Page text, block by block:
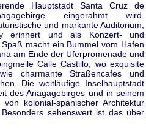
Hauptstadt Santa Cruz de
eingerahmt wird.
und markante Auditorium,
und als Konzert- und
macht ein Bummel vom Hafen
am Ende der Uferpromenade und
Calle Castillo, wo exquisite
charmante Straßencafes und
Die weitläufige Inselhauptstadt
des Anagagebirges und in seinem
kolonial-spanischer Architektur
sehenswert ist das über